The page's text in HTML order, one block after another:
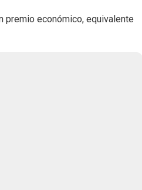
premio económico, equivalente